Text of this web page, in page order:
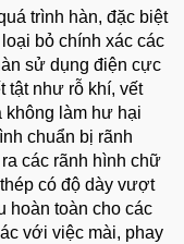
trình hàn, đặc biệt
bỏ chính xác các
sử dụng điện cực
tật như rỗ khí, vết
không làm hư hại
chuẩn bị rãnh
các rãnh hình chữ
có độ dày vượt
hoàn toàn cho các
với việc mài, phay